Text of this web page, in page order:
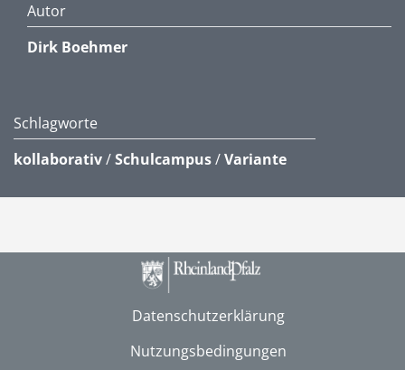
Autor
Dirk Boehmer
Schlagworte
kollaborativ/Schulcampus/Variante
Datenschutzerklärung
Nutzungsbedingungen